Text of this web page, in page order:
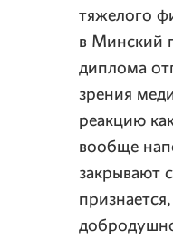
тяжелого
в Минский
диплома
зрения
реакцию
вообще
закрывают